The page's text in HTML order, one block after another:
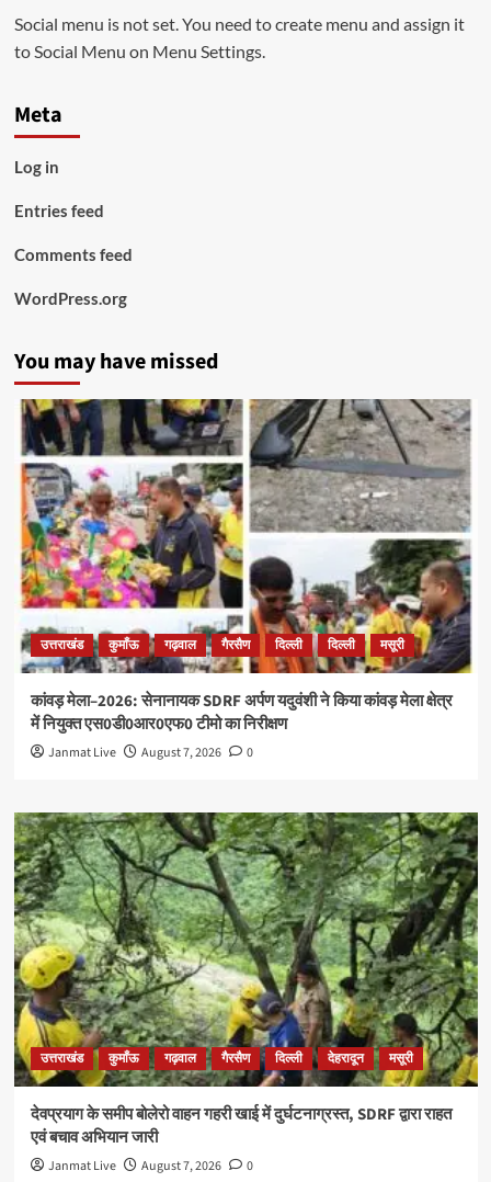
Social menu is not set. You need to create menu and assign it
to Social Menu on Menu Settings.
Meta
Log in
Entries feed
Comments feed
WordPress.org
You may have missed
उत्तराखंड कुमाँऊ गढ़वाल गैरसैण दिल्ली दिल्ली मसूरी
कांवड़ मेला–2026: सेनानायक SDRF अर्पण यदुवंशी ने किया कांवड़ मेला क्षेत्र
में नियुक्त एस0डी0आर0एफ0 टीमो का निरीक्षण
Janmat Live August 7, 2026 0
उत्तराखंड कुमाँऊ गढ़वाल गैरसैण दिल्ली देहरादून मसूरी
देवप्रयाग के समीप बोलेरो वाहन गहरी खाई में दुर्घटनाग्रस्त, SDRF द्वारा राहत
एवं बचाव अभियान जारी
Janmat Live August 7, 2026 0